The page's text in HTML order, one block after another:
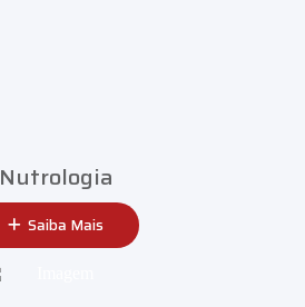
Nutrologia
Saiba Mais